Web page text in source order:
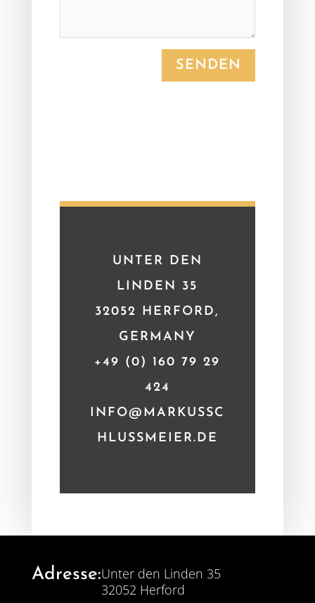
SENDEN
UNTER DEN
LINDEN 35
32052 HERFORD,
GERMANY
+49 (0) 160 79 29
424
INFO@MARKUSSC
HLUSSMEIER.DE
Adresse:Unter den Linden 35
32052 Herford